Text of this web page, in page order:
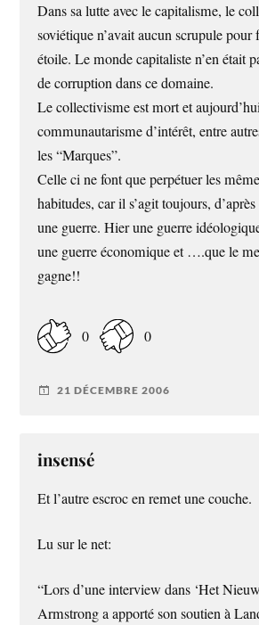
Dans sa lutte avec le capitalisme, le
soviétique n’avait aucun scrupule
étoile. Le monde capitaliste n’en était
de corruption dans ce domaine.
Le collectivisme est mort et
communautarisme d’intérêt, entre
les “Marques”.
Celle ci ne font que perpétuer les
habitudes, car il s’agit toujours,
une guerre. Hier une guerre
une guerre économique et ….que le
gagne!!
0 0
21 DÉCEMBRE 2006
insensé
Et l’autre escroc en remet une couche.
Lu sur le net:
“Lors d’une interview dans ‘Het
Armstrong a apporté son soutien à